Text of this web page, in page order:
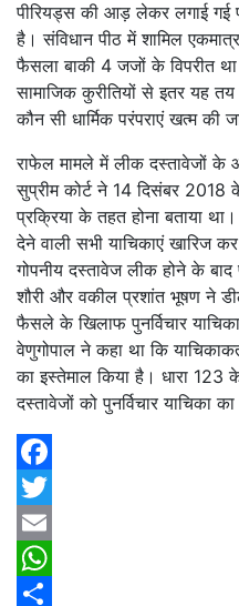
पीरियड्स की आड़ लेकर लगाई गई
है। संविधान पीठ में शामिल
फैसला बाकी 4 जजों के विपरीत
सामाजिक कुरीतियों से इतर यह
कौन सी धार्मिक परंपराएं खत्म की
राफेल मामले में लीक दस्तावेजों के
सुप्रीम कोर्ट ने 14 दिसंबर
प्रक्रिया के तहत होना बताया
देने वाली सभी याचिकाएं खारिज
गोपनीय दस्तावेज लीक होने के
शौरी और वकील प्रशांत भूषण ने
फैसले के खिलाफ पुनर्विचार
वेणुगोपाल ने कहा था कि
का इस्तेमाल किया है। धारा 123
दस्तावेजों को पुनर्विचार याचिका
Facebook
Twitter
Email
WhatsApp